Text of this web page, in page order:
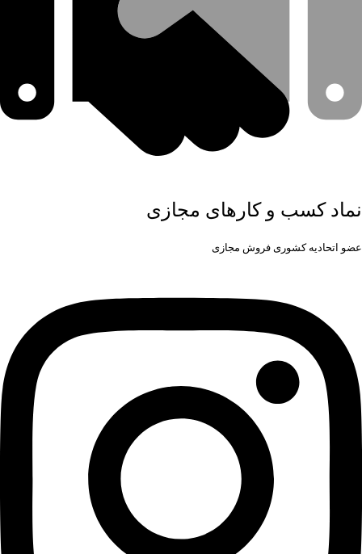
نماد کسب و کارهای مجازی
عضو اتحادیه کشوری فروش مجازی